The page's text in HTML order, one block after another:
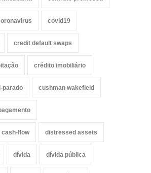
covid19
credit default swaps
crédito imobiliário
parado cushman wakefield
cash-flow distressed assets
dívida dívida pública